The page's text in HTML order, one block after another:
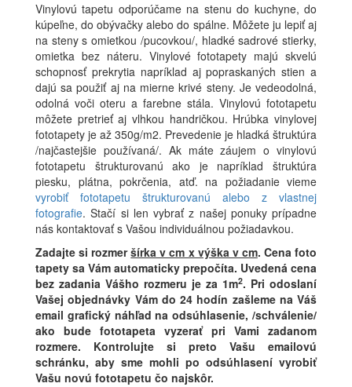
Vinylovú tapetu odporúčame na stenu do kuchyne, do
kúpeľne, do obývačky alebo do spálne. Môžete ju lepiť aj
na steny s omietkou /pucovkou/, hladké sadrové stierky,
omietka bez náteru. Vinylové fototapety majú skvelú
schopnosť prekrytia napríklad aj popraskaných stien a
dajú sa použiť aj na mierne krivé steny. Je vedeodolná,
odolná voči oteru a farebne stála. Vinylovú fototapetu
môžete pretrieť aj vlhkou handričkou. Hrúbka vinylovej
fototapety je až 350g/m2. Prevedenie je hladká štruktúra
/najčastejšie používaná/. Ak máte záujem o vinylovú
fototapetu štrukturovanú ako je napríklad štruktúra
piesku, plátna, pokrčenia, atď. na požiadanie vieme
vyrobiť fototapetu štrukturovanú alebo z vlastnej
fotografie. Stačí si len vybrať z našej ponuky prípadne
nás kontaktovať s Vašou individuálnou požiadavkou.
Zadajte si rozmeršírka v cm x výška v cm. Cena foto
tapety sa Vám automaticky prepočíta. Uvedená cena
bez zadania Vášho rozmeru je za 1m2. Pri odoslaní
Vašej objednávky Vám do 24 hodín zašleme na Váš
email grafický náhľad na odsúhlasenie, /schválenie/
ako bude fototapeta vyzerať pri Vami zadanom
rozmere. Kontrolujte si preto Vašu emailovú
schránku, aby sme mohli po odsúhlasení vyrobiť
Vašu novú fototapetu čo najskôr.